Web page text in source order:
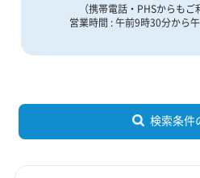
（携帯電話・PHSからもご
営業時間 : 午前9時30分から
検索条件